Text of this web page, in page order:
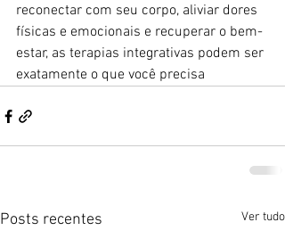
reconectar com seu corpo, aliviar dores
físicas e emocionais e recuperar o bem-
estar, as terapias integrativas podem ser
exatamente o que você precisa
Posts recentes Ver tudo